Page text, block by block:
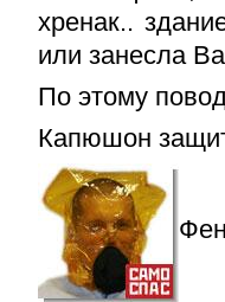
хренак..
или занесла
По этому
Капюшон